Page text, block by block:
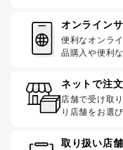
オンライン
便利なオンラ
品購入や便利
ネットで注
店舗で受け取
り店舗をお選
取り扱い店